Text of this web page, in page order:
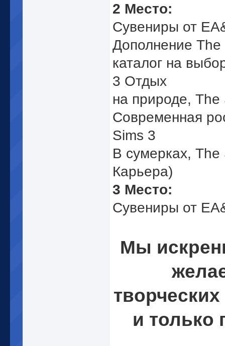
2 Место:
Сувениры от
Дополнение
каталог на
3 Отдых
на природе, The
Современная
Sims 3
В сумерках, The
Карьера)
3 Место:
Сувениры от
Мы
и только